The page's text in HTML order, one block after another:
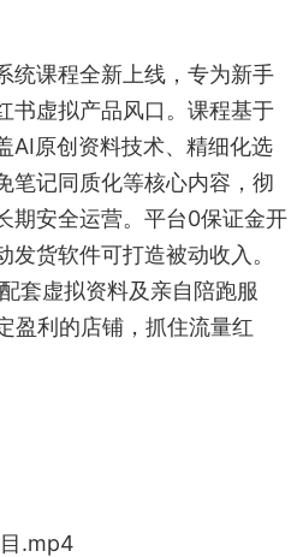
统课程全新上线，专为新手
书虚拟产品风口。课程基于
AI原创资料技术、精细化选
笔记同质化等核心内容，彻
期安全运营。平台0保证金开
发货软件可打造被动收入。
套虚拟资料及亲自陪跑服
盈利的店铺，抓住流量红
目.mp4